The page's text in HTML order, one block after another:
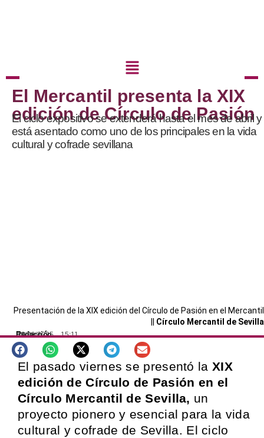
El Mercantil presenta la XIX
edición de Círculo de Pasión
El ciclo expositivo se extenderá hasta el mes de abril y
está asentado como uno de los principales en la vida
cultural y cofrade sevillana
Presentación de la XIX edición del Círculo de Pasión en el Mercantil
Círculo Mercantil de Sevilla
Redacción
SEVILLA
19/01/2025 15:11
El pasado viernes se presentó la XIX
edición de Círculo de Pasión en el
Círculo Mercantil de Sevilla, un
proyecto pionero y esencial para la vida
cultural y cofrade de Sevilla. El ciclo